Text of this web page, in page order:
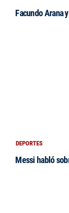
Facundo Arana
DEPORTES
Messi habló